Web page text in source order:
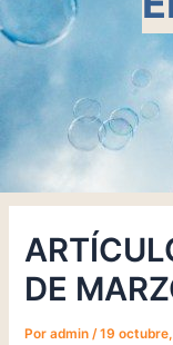
DE
Poradmin/19